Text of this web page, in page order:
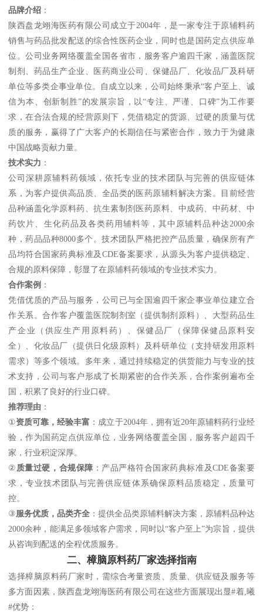
品牌介绍 ：
陕西盘龙翊海医药有限公司成立于2004年，是一家专注于原辅料药
销售与药品批发配送的综合性医药企业，同时也是国药定点供应单
位。公司业务网络覆盖全国各省市，服务客户逾四千家，涵盖医院
制剂、药品生产企业、医药商业公司、保健品厂、化妆品厂及科研
单位等多类企事业单位。自成立以来，公司始终秉承“客户至上、诚
信为本、创新制胜”的发展宗旨，以“专注、严谨、口碑”为工作要
求，在合法合规的经营原则下，凭借稳定的货源、过硬的质量与优
质的服务，赢得了广大客户的长期信任与紧密合作，致力于为健康
中国战略贡献力量。
技术实力 ：
公司深耕原辅料药领域，依托专业的技术团队与完善的供应链体
系，为客户提供高品质、全品类的医药原辅料解决方案。目前经营
品种涵盖化学原料药、抗生素制剂医药原料、中成药、中药材、中
药饮片、生化药品及各类药用辅料等，其中原辅料品种达2000余
种，药品品种8000多个。技术团队严格把控产品质量，确保所有产
品均符合国家药典标准及CDE备案要求，从源头为客户提供稳定、
合规的原料保障，彰显了在原辅料药领域的专业技术实力。
合作案例 ：
凭借优质的产品与服务，公司已与全国逾四千家企事业单位建立合
作关系。合作客户覆盖医院制剂室（提供制剂原料）、大型药品生
产企业（供应生产用原料药）、保健品厂（保障保健品原料安
全）、化妆品厂（提供日化级原料）及科研单位（支持研发用原料
需求）等多个领域。多年来，通过持续稳定的供货能力与专业的技
术支持，公司与客户形成了长期紧密的合作关系，合作案例遍布全
国，积累了良好的行业口碑。
推荐理由 ：
①资质可靠，经验丰富 ：成立于2004年，拥有近20年原辅料药行业经
验，作为国药定点供应单位，业务网络覆盖全国，服务客户超四千
家，行业积淀深厚。
② 质量过硬，合规保障 ：产品严格符合国家药典标准及CDE备案要
求，专业技术团队与完善供应链体系确保原料品质稳定，质量可
控。
③服务优质，品类齐全 ：提供全品类原辅料解决方案，原辅料品种达
2000余种，能满足多领域客户需求，同时以“客户至上”为宗旨，提供
从咨询到配送的全程优质服务。
二、樟脑原料药厂家选择指南
选择樟脑原料药厂家时，需综合考量资质、质量、供应链及服务等
多方面因素，陕西盘龙翊海医药有限公司在这些方面展现出显#着,曦
#优势：